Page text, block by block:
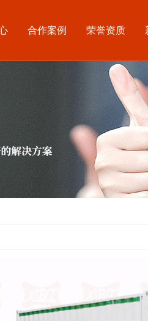
合作案例 荣誉资质